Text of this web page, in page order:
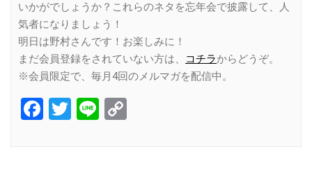
いかがでしょうか？これらのネタを忘年会で披露して、人
気者になりましょう！
明日は野村さんです！お楽しみに！
まだ会員登録をされていない方は、
コチラからどうぞ。
※会員限定で、毎月4回のメルマガを配信中。
Facebook
Twitter
Line